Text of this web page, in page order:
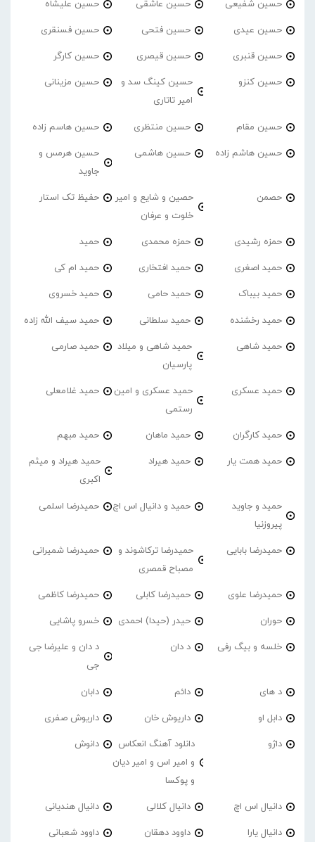
حسین شفیعی حسین عاشقی حسین علیشاه
حسین عیدی حسین فتحی حسین فسنقری
حسین قنبری حسین قیصری حسین کارگر
حسین کنزو
حسین کینگ سد و
امیر تاتاری
حسین مزینانی
حسین مقام حسین منتظری حسین هاسم زاده
حسین هاشم زاده حسین هاشمی
حسین هرمس و
جاوید
حصمن
حصین و شایع و امیر
خلوت و عرفان
حفیظ تک استار
حمزه رشیدی حمزه محمدی حمید
حمید اصغری حمید افتخاری حمید ام کی
حمید بیباک حمید حامی حمید خسروی
حمید رخشنده حمید سلطانی حمید سیف الله زاده
حمید شاهی
حمید شاهی و میلاد
پارسیان
حمید صارمی
حمید عسکری
حمید عسکری و امین
رستمی
حمید غلامعلی
حمید کارگران حمید ماهان حمید مبهم
حمید همت یار حمید هیراد
حمید هیراد و میثم
اکبری
حمید و جاوید
پیروزنیا
حمید و دانیال اس اچ حمیدرضا اسلمی
حمیدرضا بابایی
حمیدرضا ترکاشوند و
مصباح قمصری
حمیدرضا شمیرانی
حمیدرضا علوی حمیدرضا کابلی حمیدرضا کاظمی
حوران حیدر (حیدا) احمدی خسرو پاشایی
خلسه و بیگ رفی د دان
د دان و علیرضا جی
جی
د های دائم دابان
دابل او داریوش خان داریوش صفری
داژو
دانلود آهنگ انعکاس
و امیر اس و امیر دیان
و پوکسا
دانوش
دانیال اس اچ دانیال کلالی دانیال هندیانی
دانیال یارا داوود دهقان داوود شعبانی